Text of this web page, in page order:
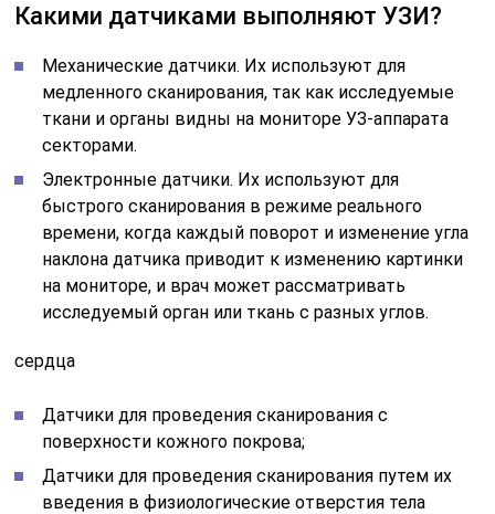
Какими датчиками выполняют УЗИ?
Механические датчики. Их используют для
медленного сканирования, так как исследуемые
ткани и органы видны на мониторе УЗ-аппарата
секторами.
Электронные датчики. Их используют для
быстрого сканирования в режиме реального
времени, когда каждый поворот и изменение угла
наклона датчика приводит к изменению картинки
на мониторе, и врач может рассматривать
исследуемый орган или ткань с разных углов.
сердца
Датчики для проведения сканирования с
поверхности кожного покрова;
Датчики для проведения сканирования путем их
введения в физиологические отверстия тела